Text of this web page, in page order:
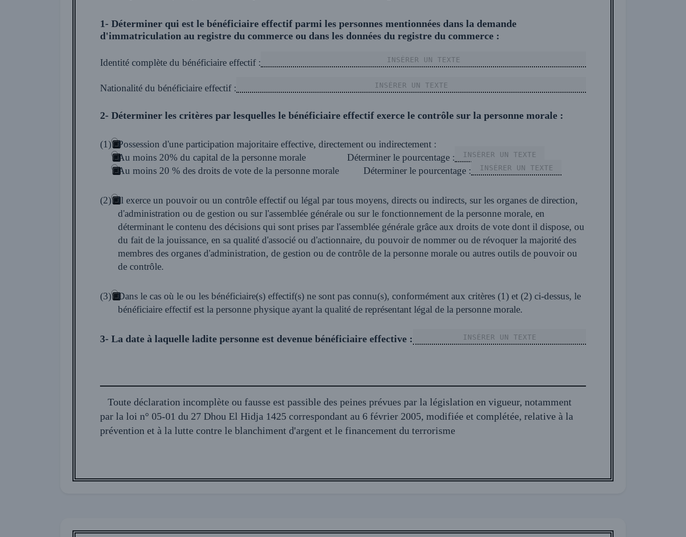
1- Déterminer qui est le bénéficiaire effectif parmi les personnes mentionnées dans la demande
d'immatriculation au registre du commerce ou dans les données du registre du commerce :
Identité complète du bénéficiaire effectif :
Nationalité du bénéficiaire effectif :
2- Déterminer les critères par lesquelles le bénéficiaire effectif exerce le contrôle sur la personne morale :
(1)
Possession d'une participation majoritaire effective, directement ou indirectement :
Au moins 20% du capital de la personne morale
Déterminer le pourcentage :
Au moins 20 % des droits de vote de la personne morale
Déterminer le pourcentage :
(2)
Il exerce un pouvoir ou un contrôle effectif ou légal par tous moyens, directs ou indirects, sur les organes de direction,
d'administration ou de gestion ou sur l'assemblée générale ou sur le fonctionnement de la personne morale, en
déterminant le contenu des décisions qui sont prises par l'assemblée générale grâce aux droits de vote dont il dispose, ou
du fait de la jouissance, en sa qualité d'associé ou d'actionnaire, du pouvoir de nommer ou de révoquer la majorité des
membres des organes d'administration, de gestion ou de contrôle de la personne morale ou autres outils de pouvoir ou
de contrôle.
(3)
Dans le cas où le ou les bénéficiaire(s) effectif(s) ne sont pas connu(s), conformément aux critères (1) et (2) ci-dessus, le
bénéficiaire effectif est la personne physique ayant la qualité de représentant légal de la personne morale.
3- La date à laquelle ladite personne est devenue bénéficiaire effective :
Toute déclaration incomplète ou fausse est passible des peines prévues par la législation en vigueur, notamment
par la loi n° 05-01 du 27 Dhou El Hidja 1425 correspondant au 6 février 2005, modifiée et complétée, relative à la
prévention et à la lutte contre le blanchiment d'argent et le financement du terrorisme